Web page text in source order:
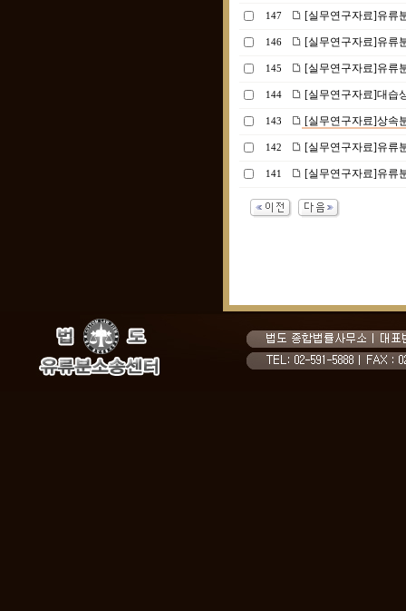
147 [실무연구자료]유류
146 [실무연구자료]유류
145 [실무연구자료]유류
144 [실무연구자료]대습
143 [실무연구자료]상속
142 [실무연구자료]유류
141 [실무연구자료]유류